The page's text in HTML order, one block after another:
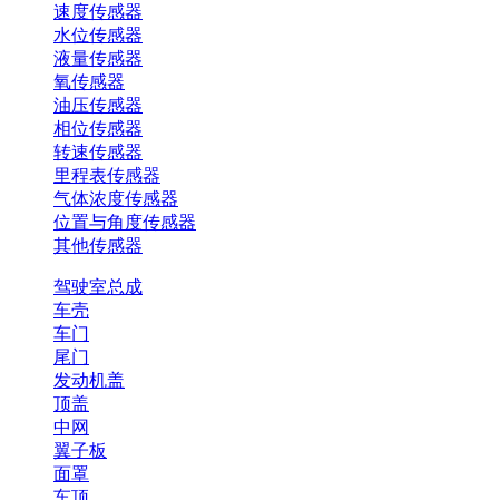
速度传感器
水位传感器
液量传感器
氧传感器
油压传感器
相位传感器
转速传感器
里程表传感器
气体浓度传感器
位置与角度传感器
其他传感器
驾驶室总成
车壳
车门
尾门
发动机盖
顶盖
中网
翼子板
面罩